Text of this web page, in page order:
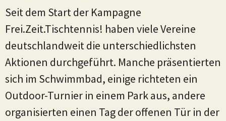
Seit dem Start der Kampagne
Frei.Zeit.Tischtennis! haben viele Vereine
deutschlandweit die unterschiedlichsten
Aktionen durchgeführt. Manche präsentierten
sich im Schwimmbad, einige richteten ein
Outdoor-Turnier in einem Park aus, andere
organisierten einen Tag der offenen Tür in der